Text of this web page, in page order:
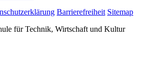
Barrierefreiheit Sitemap
für Technik, Wirtschaft und Kultur